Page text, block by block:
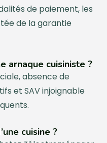
de paiement, les
de la garantie
arnaque cuisiniste ?
absence de
et SAV injoignable
cuisine ?